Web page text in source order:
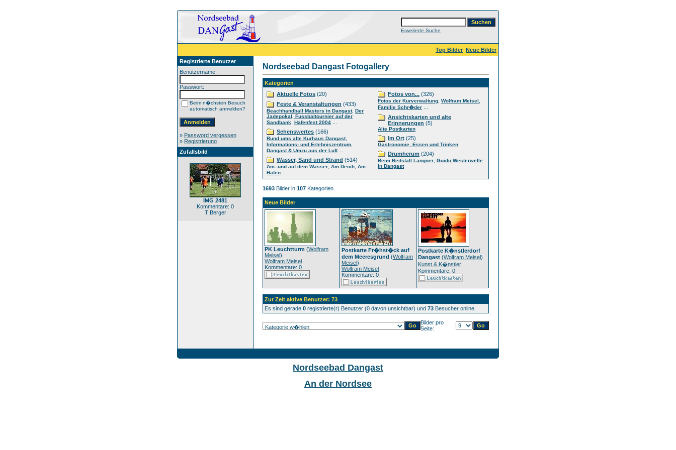
Erweiterte Suche
Top Bilder Neue Bilder
Registrierte Benutzer
Benutzername:
Passwort:
Beim n�chsten Besuch
automatisch anmelden?
» Password vergessen
» Registrierung
Zufallsbild
IMG 2481
Kommentare: 0
T Berger
Nordseebad Dangast Fotogallery
Kategorien
Aktuelle Fotos (20)
Feste & Veranstaltungen (433)
Beachhandball Masters in Dangast, Der
Jadepokal, Fussbaltournier auf der
Sandbank
Hafenfest 2004
Sehenswertes (166)
Rund ums alte Kurhaus Dangast,
Informations- und Erlebniszentrum
Dangast & Umzu aus der Luft...
Wasser, Sand und Strand (514)
Am- und auf dem Wasser Am Deich Am
Hafen
Fotos von... (326)
Fotos der Kurverwaltung Wolfram Meisel
Familie Schr�der
Ansichtskarten und alte
Erinnerungen (5)
Alte Postkarten
Im Ort (25)
Gastronomie, Essen und Trinken
Drumherum (204)
Beim Reitstall Langner Guido Westerwelle
in Dangast
1693 Bilder in 107 Kategorien.
Neue Bilder
PK Leuchtturm (Wolfram
Meisel)
Wolfram Meisel
Kommentare: 0
Postkarte Fr�hst�ck auf
dem Meeresgrund (Wolfram
Meisel)
Wolfram Meisel
Kommentare: 0
Postkarte K�nstlerdorf
Dangast (Wolfram Meisel)
Kunst & K�nstler
Kommentare: 0
Zur Zeit aktive Benutzer: 73
Es sind gerade 0 registrierte(r) Benutzer (0 davon unsichtbar) und 73 Besucher online.
Bilder pro
Seite:
Nordseebad Dangast
An der Nordsee